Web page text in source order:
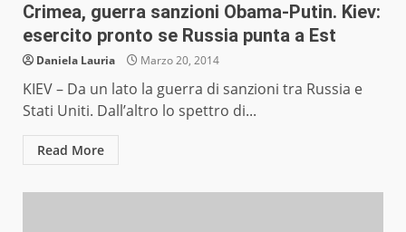
Crimea, guerra sanzioni Obama-Putin. Kiev:
esercito pronto se Russia punta a Est
Daniela Lauria Marzo 20, 2014
KIEV – Da un lato la guerra di sanzioni tra Russia e
Stati Uniti. Dall’altro lo spettro di...
Read More